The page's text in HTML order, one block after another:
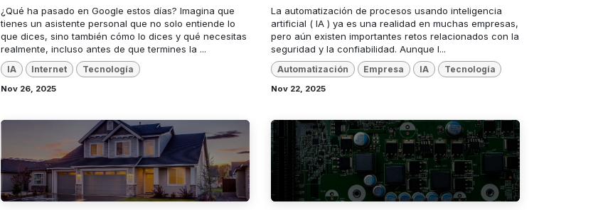
¿Qué ha pasado en Google estos días? Imagina que
tienes un asistente personal que no solo entiende lo
que dices, sino también cómo lo dices y qué necesitas
realmente, incluso antes de que termines la ...
IA Internet Tecnología
Nov 26, 2025
La automatización de procesos usando inteligencia
artificial ( IA ) ya es una realidad en muchas empresas,
pero aún existen importantes retos relacionados con la
seguridad y la confiabilidad. Aunque l...
Automatización Empresa IA Tecnología
Nov 22, 2025